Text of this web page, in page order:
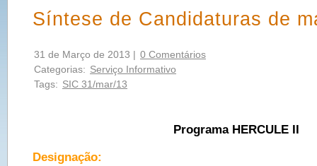
Síntese de Candidaturas de
31 de Março de 2013 | 0 Comentários
Categorias: Serviço Informativo
Tags: SIC 31/mar/13
Programa HERCULE II
Designação: